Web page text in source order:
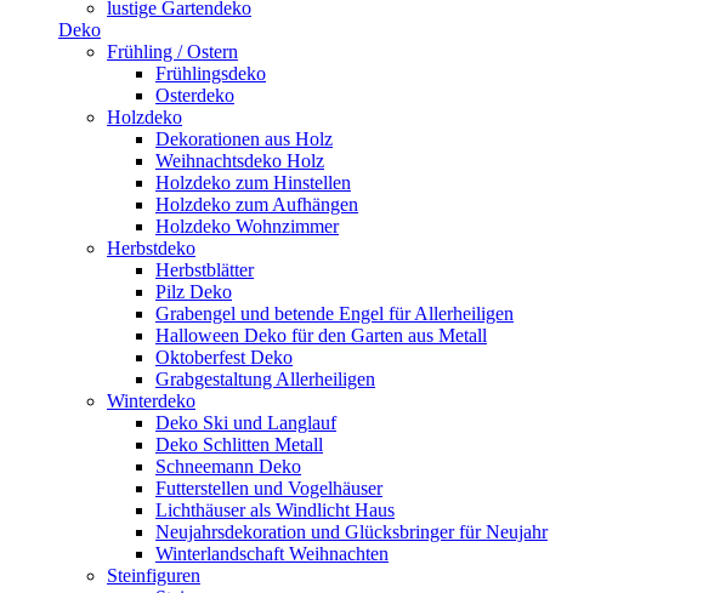
lustige Gartendeko
Deko
Frühling / Ostern
Frühlingsdeko
Osterdeko
Holzdeko
Dekorationen aus Holz
Weihnachtsdeko Holz
Holzdeko zum Hinstellen
Holzdeko zum Aufhängen
Holzdeko Wohnzimmer
Herbstdeko
Herbstblätter
Pilz Deko
Grabengel und betende Engel für Allerheiligen
Halloween Deko für den Garten aus Metall
Oktoberfest Deko
Grabgestaltung Allerheiligen
Winterdeko
Deko Ski und Langlauf
Deko Schlitten Metall
Schneemann Deko
Futterstellen und Vogelhäuser
Lichthäuser als Windlicht Haus
Neujahrsdekoration und Glücksbringer für Neujahr
Winterlandschaft Weihnachten
Steinfiguren